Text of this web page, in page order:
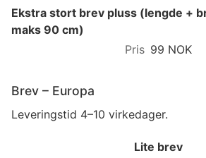
Ekstra stort brev pluss (lengde +
maks 90 cm)
99 NOK
Brev – Europa
Leveringstid 4–10 virkedager.
Lite brev